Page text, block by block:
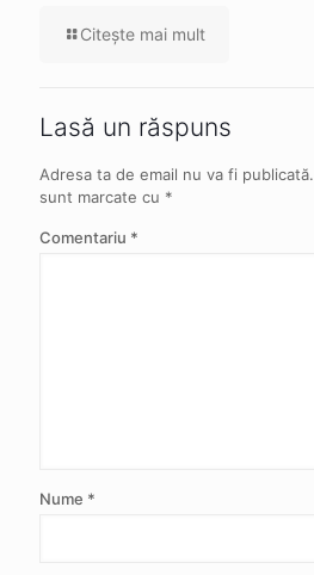
Citeşte mai mult
Lasă un răspuns
Adresa ta de email nu va fi publicată.
sunt marcate cu *
Comentariu *
Nume *